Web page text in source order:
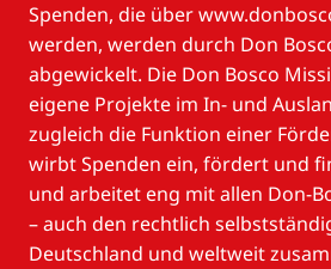
Spenden, die über
werden, werden durch Don
abgewickelt. Die Don Bosco
eigene Projekte im In- und
zugleich die Funktion einer
wirbt Spenden ein, fördert und
und arbeitet eng mit allen Don-
– auch den rechtlich
Deutschland und weltweit